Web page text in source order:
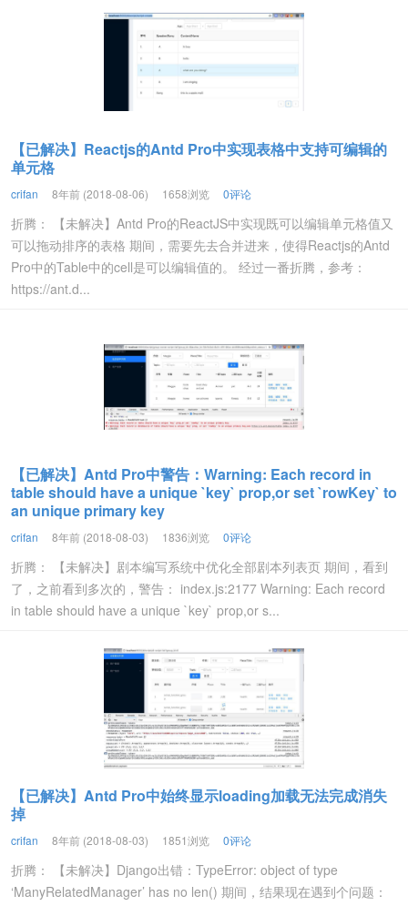
【已解决】Reactjs的Antd Pro中实现表格中支持可编辑的
单元格
crifan 8年前 (2018-08-06) 1658浏览 0评论
折腾： 【未解决】Antd Pro的ReactJS中实现既可以编辑单元格值又
可以拖动排序的表格 期间，需要先去合并进来，使得Reactjs的Antd
Pro中的Table中的cell是可以编辑值的。 经过一番折腾，参考：
https://ant.d...
【已解决】Antd Pro中警告：Warning: Each record in
table should have a unique `key` prop,or set `rowKey` to
an unique primary key
crifan 8年前 (2018-08-03) 1836浏览 0评论
折腾： 【未解决】剧本编写系统中优化全部剧本列表页 期间，看到
了，之前看到多次的，警告： index.js:2177 Warning: Each record
in table should have a unique `key` prop,or s...
【已解决】Antd Pro中始终显示loading加载无法完成消失
掉
crifan 8年前 (2018-08-03) 1851浏览 0评论
折腾： 【未解决】Django出错：TypeError: object of type
‘ManyRelatedManager’ has no len() 期间，结果现在遇到个问题：